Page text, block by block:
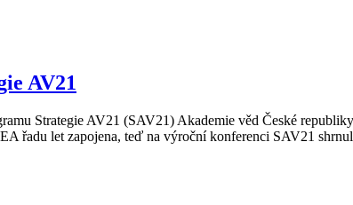
AV21
Strategie AV21 (SAV21) Akademie věd České
řadu let zapojena, teď na výroční konferenci SAV21